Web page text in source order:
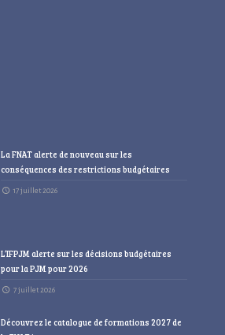
La FNAT alerte de nouveau sur les
conséquences des restrictions budgétaires
17 juillet 2026
L’IFPJM alerte sur les décisions budgétaires
pour la PJM pour 2026
7 juillet 2026
Découvrez le catalogue de formations 2027 de